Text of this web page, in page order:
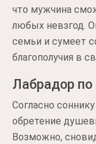
что мужчина
любых невзгод.
семьи и сумеет
благополучия в
Лабрадор
Согласно
обретение
Возможно,